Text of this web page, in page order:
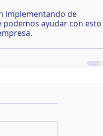
implementando de
podemos ayudar con esto